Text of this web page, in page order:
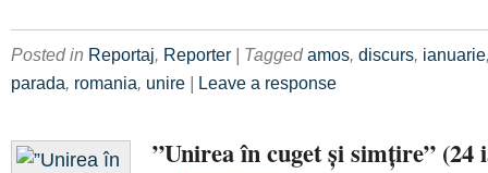
Posted in Reportaj, Reporter | Taggedamos, discurs, ianuarie
parada, romania, unire | Leave a response
”Unirea în cuget și simțire” (24